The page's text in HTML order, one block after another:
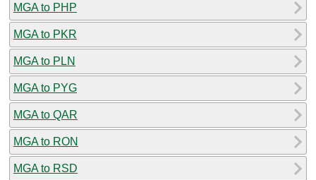
MGA to PHP
MGA to PKR
MGA to PLN
MGA to PYG
MGA to QAR
MGA to RON
MGA to RSD